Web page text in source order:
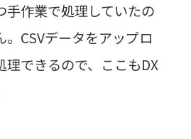
手作業で処理していたの
CSVデータをアップロ
理できるので、ここもDX